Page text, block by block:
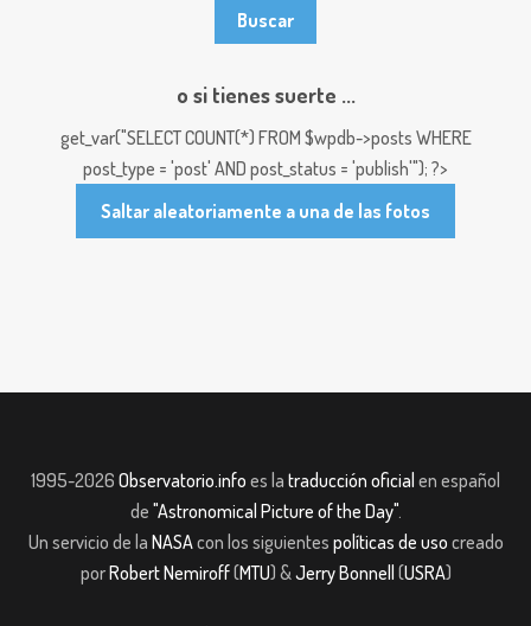
o si tienes suerte ...
get_var("SELECT COUNT(*) FROM $wpdb->posts WHERE
post_type = 'post' AND post_status = 'publish'"); ?>
Saltar aleatoriamente a una de las fotos
1995-2026 Observatorio.info es la traducción oficial en español
de "Astronomical Picture of the Day".
Un servicio de la NASAcon los siguientes políticas de uso creado
porRobert Nemiroff(MTU) &Jerry Bonnell (USRA)